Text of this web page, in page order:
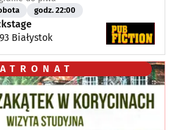
godz. 22:00
Białystok